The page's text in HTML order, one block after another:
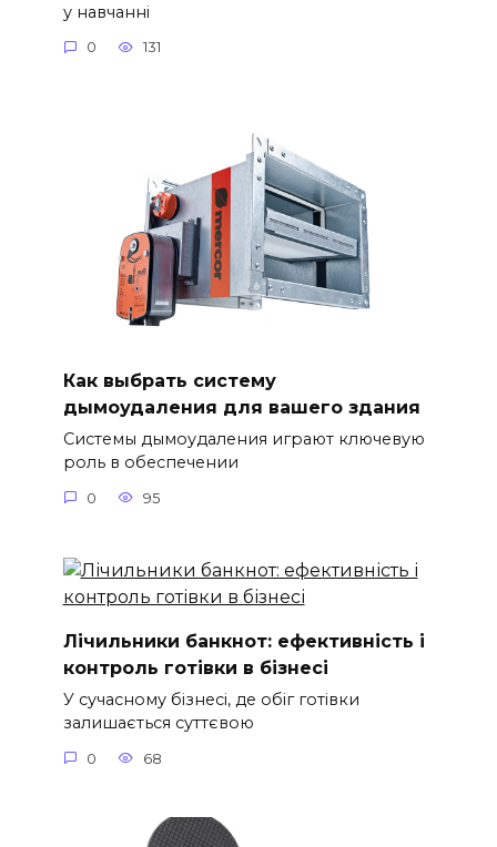
у навчанні
0 131
Как выбрать систему
дымоудаления для вашего здания
Системы дымоудаления играют ключевую
роль в обеспечении
0 95
Лічильники банкнот: ефективність і
контроль готівки в бізнесі
У сучасному бізнесі, де обіг готівки
залишається суттєвою
0 68